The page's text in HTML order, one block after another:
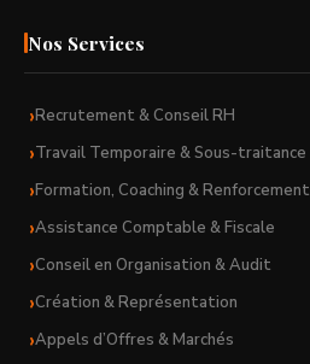
Nos Services
Recrutement & Conseil RH
Travail Temporaire & Sous-traitance
Formation, Coaching & Renforcement
Assistance Comptable & Fiscale
Conseil en Organisation & Audit
Création & Représentation
Appels d’Offres & Marchés